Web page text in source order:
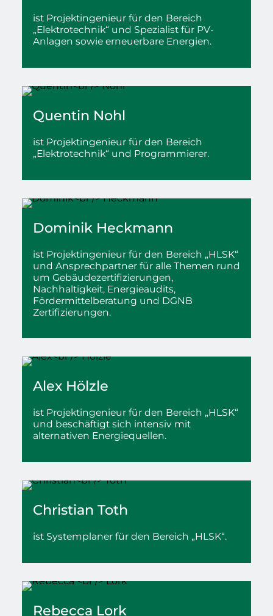
ist Projektingenieur für den Bereich
„Elektrotechnik“ und Spezialist für PV-
Anlagen sowie erneuerbare Energien.
Quentin Nohl
ist Projektingenieur für den Bereich
„Elektrotechnik“ und Programmierer.
DominikHeckmann
ist Projektingenieur für den Bereich „HLSK“
und Ansprechpartner für alle Themen rund
um Gebäudezertifizierungen,
Nachhaltigkeit, Energieaudits,
Fördermittelberatung und DGNB
Zertifizierungen.
AlexHölzle
ist Projektingenieur für den Bereich „HLSK“
und beschäftigt sich intensiv mit
alternativen Energiequellen.
Christian Toth
ist Systemplaner für den Bereich „HLSK“.
Rebecca Lork